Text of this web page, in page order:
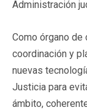
Administración
Como órgano de
coordinación y
nuevas
Justicia para
ámbito,